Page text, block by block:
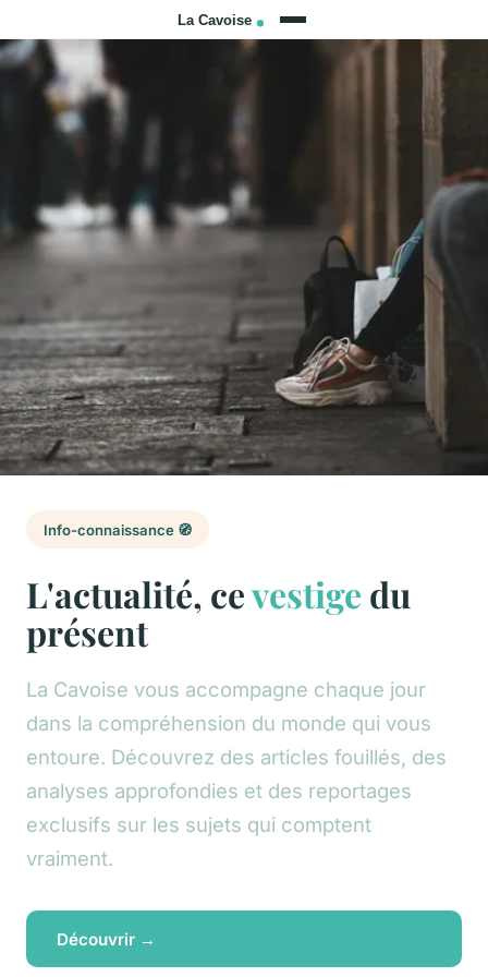
Info-connaissance 🧭
L'actualité, cevestige du
présent
La Cavoise vous accompagne chaque jour
dans la compréhension du monde qui vous
entoure. Découvrez des articles fouillés, des
analyses approfondies et des reportages
exclusifs sur les sujets qui comptent
vraiment.
Découvrir →